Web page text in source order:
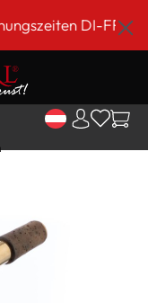
DI-FR 9